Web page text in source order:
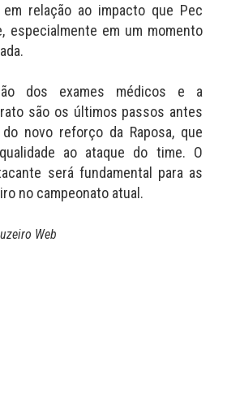
relação ao impacto que Pec
especialmente em um momento
dos exames médicos e a
são os últimos passos antes
novo reforço da Raposa, que
ao ataque do time. O
será fundamental para as
no campeonato atual.
Web